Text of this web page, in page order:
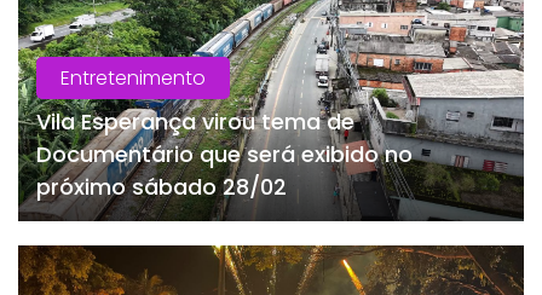
Entretenimento
Vila Esperança virou tema de
Documentário que será exibido no
próximo sábado 28/02